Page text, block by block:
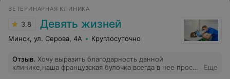
ВЕТЕРИНАРНАЯ КЛИНИКА
3.8 Девять жизней
Минск, ул. Серова, 4А Круглосуточно
Отзыв. Хочу выразить благодарность данной
клинике,наша французская булочка всегда в нее просто
Еще